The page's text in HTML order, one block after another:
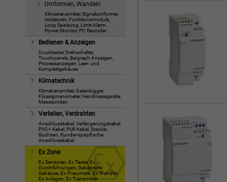
Umformen, Wandeln
Klimatransmitter, Signalumformer,
Isolatoren, Funktionsmodule,
Loop Speisung, Limit-Alarm,
Power Monitor, PC Recorder
Bedienen & Anzeigen
Drucktaster, Drehschalter,
Touchpanels, Bargraph Anzeigen,
Prozessanzeigen, Leer- und
Komplettgehäuse
Klimatechnik
Klimatransmitter, Datenlogger,
Flüssigmanometer, Handmessgeräte,
Messsonden
Verteilen, Verdrahten
Anschlusskabel, Verlängerungskabel,
PVC+ Kabel, PUR Kabel, Stecker,
Buchsen, Kundenspezifische
Anschlusskabel
Ex Zone
Ex Sensoren, Ex Taster, Ex
Durchführungen, Gekapselte
Gehäuse, Ex Pneumatik, Ex Wandler,
Ex Anlagen, Ex Transmitter